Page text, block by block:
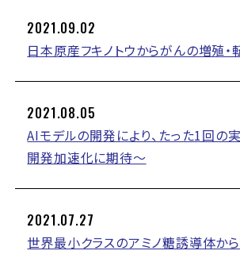
2021.09.02
日本原産フキノトウからがんの増殖
2021.08.05
AIモデルの開発により、たった1回
開発加速化に期待～
2021.07.27
世界最小クラスのアミノ糖誘導体か